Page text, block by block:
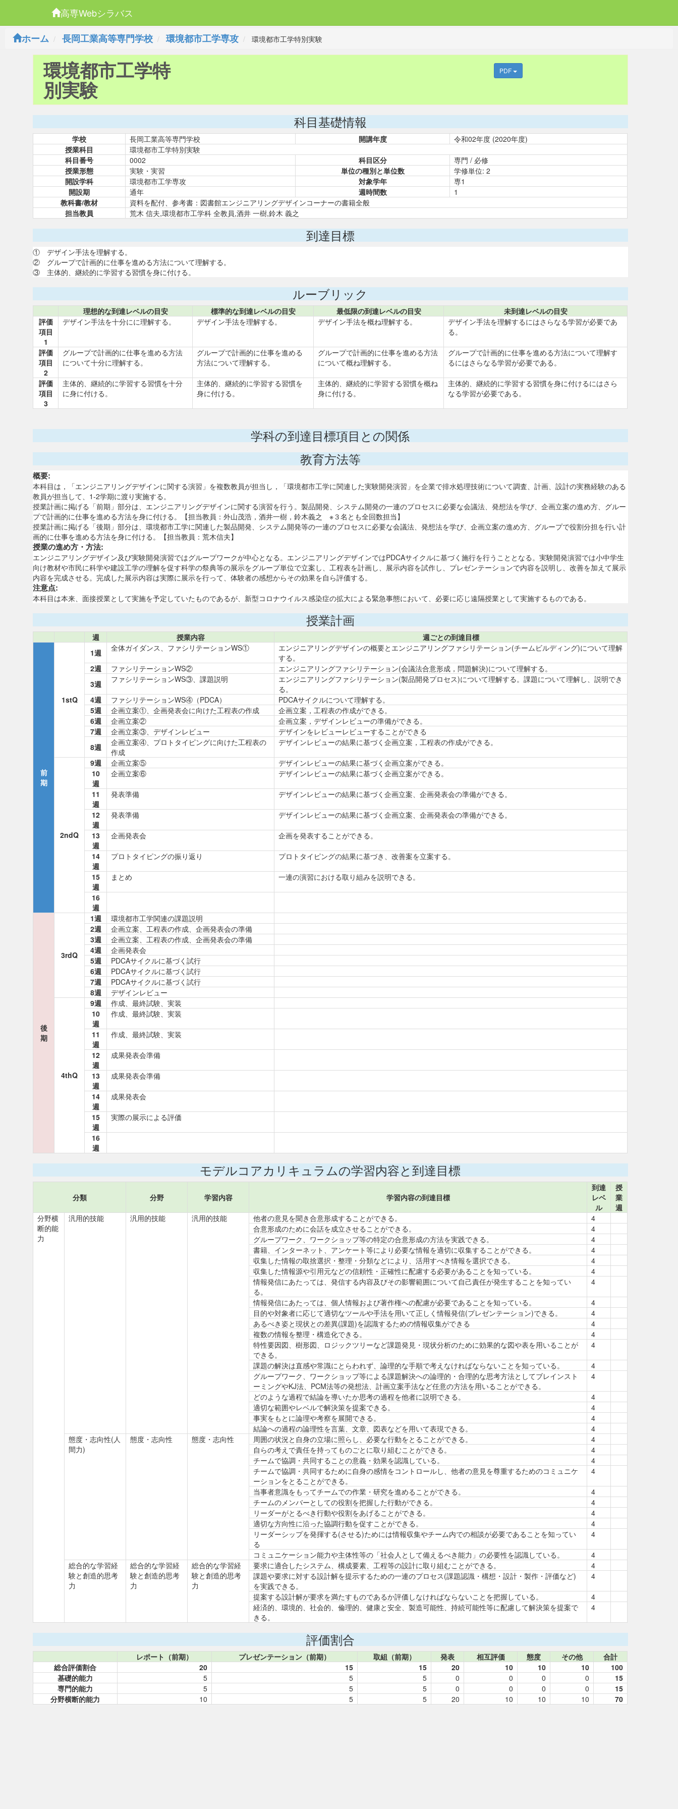
高専Webシラバス
ホーム
長岡工業高等専門学校 環境都市工学専攻 環境都市工学特別実験
環境都市工学特
別実験
PDF
科目基礎情報
学校 長岡工業高等専門学校 開講年度
令和02年度 (2020年度)
授業科目
環境都市工学特別実験
科目番号
0002 科目区分
専門 / 必修
授業形態
実験・実習 単位の種別と単位数
学修単位: 2
開設学科
環境都市工学専攻 対象学年
専1
開設期
通年 週時間数
1
教科書/教材
資料を配付、参考書：図書館エンジニアリングデザインコーナーの書籍全般
担当教員
荒木 信夫,環境都市工学科 全教員,酒井 一樹,鈴木 義之
到達目標
① デザイン手法を理解する。
② グループで計画的に仕事を進める方法について理解する。
③ 主体的、継続的に学習する習慣を身に付ける。
ルーブリック
理想的な到達レベルの目安 標準的な到達レベルの目安 最低限の到達レベルの目安
未到達レベルの目安
評価
項目
1
デザイン手法を十分にに理解する。 デザイン手法を理解する。 デザイン手法を概ね理解する。
デザイン手法を理解するにはさらなる学習が必要であ
る。
評価
項目
2
グループで計画的に仕事を進める方法
について十分に理解する。
グループで計画的に仕事を進める
方法について理解する。
グループで計画的に仕事を進める方法
について概ね理解する。
グループで計画的に仕事を進める方法について理解す
るにはさらなる学習が必要である。
評価
項目
3
主体的、継続的に学習する習慣を十分
に身に付ける。
主体的、継続的に学習する習慣を
身に付ける。
主体的、継続的に学習する習慣を概ね
身に付ける。
主体的、継続的に学習する習慣を身に付けるにはさら
なる学習が必要である。
学科の到達目標項目との関係
教育方法等
概要:
本科目は，「エンジニアリングデザインに関する演習」を複数教員が担当し，「環境都市工学に関連した実験開発演習」を企業で排水処理技術について調査、計画、設計の実務経験のある
教員が担当して、1-2学期に渡り実施する。
授業計画に掲げる「前期」部分は、エンジニアリングデザインに関する演習を行う。製品開発、システム開発の一連のプロセスに必要な会議法、発想法を学び、企画立案の進め方、グルー
プで計画的に仕事を進める方法を身に付ける。【担当教員：外山茂浩，酒井一樹，鈴木義之 ※３名とも全回数担当】
授業計画に掲げる「後期」部分は、環境都市工学に関連した製品開発、システム開発等の一連のプロセスに必要な会議法、発想法を学び、企画立案の進め方、グループで役割分担を行い計
画的に仕事を進める方法を身に付ける。【担当教員：荒木信夫】
授業の進め方・方法:
エンジニアリングデザイン及び実験開発演習ではグループワークが中心となる。エンジニアリングデザインではPDCAサイクルに基づく施行を行うこととなる。実験開発演習では小中学生
向け教材や市民に科学や建設工学の理解を促す科学の祭典等の展示をグループ単位で立案し、工程表を計画し、展示内容を試作し、プレゼンテーションで内容を説明し、改善を加えて展示
内容を完成させる。完成した展示内容は実際に展示を行って、体験者の感想からその効果を自ら評価する。
注意点:
本科目は本来、面接授業として実施を予定していたものであるが、新型コロナウイルス感染症の拡大による緊急事態において、必要に応じ遠隔授業として実施するものである。
授業計画
週 授業内容 週ごとの到達目標
前
期
1stQ
1週 全体ガイダンス、ファシリテーションWS①
エンジニアリングデザインの概要とエンジニアリングファシリテーション(チームビルディング)について理解
する。
2週
ファシリテーションWS②
エンジニアリングファシリテーション(会議法合意形成，問題解決)について理解する。
3週
ファシリテーションWS③、課題説明
エンジニアリングファシリテーション(製品開発プロセス)について理解する。課題について理解し、説明でき
る。
4週
ファシリテーションWS④（PDCA）
PDCAサイクルについて理解する。
5週
企画立案①、企画発表会に向けた工程表の作成
企画立案，工程表の作成ができる。
6週
企画立案②
企画立案，デザインレビューの準備ができる。
7週
企画立案③、デザインレビュー
デザインをレビューレビューすることができる
8週
企画立案④、プロトタイピングに向けた工程表の
作成
デザインレビューの結果に基づく企画立案，工程表の作成ができる。
2ndQ
9週 企画立案⑤
デザインレビューの結果に基づく企画立案ができる。
10
週
企画立案⑥ デザインレビューの結果に基づく企画立案ができる。
11
週
発表準備 デザインレビューの結果に基づく企画立案、企画発表会の準備ができる。
12
週
発表準備 デザインレビューの結果に基づく企画立案、企画発表会の準備ができる。
13
週
企画発表会 企画を発表することができる。
14
週
プロトタイピングの振り返り プロトタイピングの結果に基づき、改善案を立案する。
15
週
まとめ 一連の演習における取り組みを説明できる。
16
週
後
期
3rdQ
1週
環境都市工学関連の課題説明
2週
企画立案、工程表の作成、企画発表会の準備
3週
企画立案、工程表の作成、企画発表会の準備
4週
企画発表会
5週
PDCAサイクルに基づく試行
6週
PDCAサイクルに基づく試行
7週
PDCAサイクルに基づく試行
8週
デザインレビュー
4thQ
9週
作成、最終試験、実装
10
週
作成、最終試験、実装
11
週
作成、最終試験、実装
12
週
成果発表会準備
13
週
成果発表会準備
14
週
成果発表会
15
週
実際の展示による評価
16
週
モデルコアカリキュラムの学習内容と到達目標
分類 分野 学習内容 学習内容の到達目標
到達
レベ
ル
授
業
週
分野横
断的能
力
汎用的技能 汎用的技能 汎用的技能 他者の意見を聞き合意形成することができる。
4
合意形成のために会話を成立させることができる。
4
グループワーク、ワークショップ等の特定の合意形成の方法を実践できる。
4
書籍、インターネット、アンケート等により必要な情報を適切に収集することができる。
4
収集した情報の取捨選択・整理・分類などにより、活用すべき情報を選択できる。
4
収集した情報源や引用元などの信頼性・正確性に配慮する必要があることを知っている。
4
情報発信にあたっては、発信する内容及びその影響範囲について自己責任が発生することを知ってい
る。
4
情報発信にあたっては、個人情報および著作権への配慮が必要であることを知っている。
4
目的や対象者に応じて適切なツールや手法を用いて正しく情報発信(プレゼンテーション)できる。
4
あるべき姿と現状との差異(課題)を認識するための情報収集ができる
4
複数の情報を整理・構造化できる。
4
特性要因図、樹形図、ロジックツリーなど課題発見・現状分析のために効果的な図や表を用いることが
できる。
4
課題の解決は直感や常識にとらわれず、論理的な手順で考えなければならないことを知っている。
4
グループワーク、ワークショップ等による課題解決への論理的・合理的な思考方法としてブレインスト
ーミングやKJ法、PCM法等の発想法、計画立案手法など任意の方法を用いることができる。
4
どのような過程で結論を導いたか思考の過程を他者に説明できる。
4
適切な範囲やレベルで解決策を提案できる。
4
事実をもとに論理や考察を展開できる。
4
結論への過程の論理性を言葉、文章、図表などを用いて表現できる。
4
態度・志向性(人
間力)
態度・志向性 態度・志向性 周囲の状況と自身の立場に照らし、必要な行動をとることができる。
4
自らの考えで責任を持ってものごとに取り組むことができる。
4
チームで協調・共同することの意義・効果を認識している。
4
チームで協調・共同するために自身の感情をコントロールし、他者の意見を尊重するためのコミュニケ
ーションをとることができる。
4
当事者意識をもってチームでの作業・研究を進めることができる。
4
チームのメンバーとしての役割を把握した行動ができる。
4
リーダーがとるべき行動や役割をあげることができる。
4
適切な方向性に沿った協調行動を促すことができる。
4
リーダーシップを発揮する(させる)ためには情報収集やチーム内での相談が必要であることを知ってい
る
4
コミュニケーション能力や主体性等の「社会人として備えるべき能力」の必要性を認識している。
4
総合的な学習経
験と創造的思考
力
総合的な学習経
験と創造的思考
力
総合的な学習経
験と創造的思考
力
要求に適合したシステム、構成要素、工程等の設計に取り組むことができる。
4
課題や要求に対する設計解を提示するための一連のプロセス(課題認識・構想・設計・製作・評価など)
を実践できる。
4
提案する設計解が要求を満たすものであるか評価しなければならないことを把握している。
4
経済的、環境的、社会的、倫理的、健康と安全、製造可能性、持続可能性等に配慮して解決策を提案で
きる。
4
評価割合
レポート（前期） プレゼンテーション（前期） 取組（前期） 発表 相互評価 態度 その他
合計
総合評価割合
20 15 15 20 10 10 10
100
基礎的能力
5 5 5 0 0 0 0
15
専門的能力
5 5 5 0 0 0 0
15
分野横断的能力
10 5 5 20 10 10 10 70